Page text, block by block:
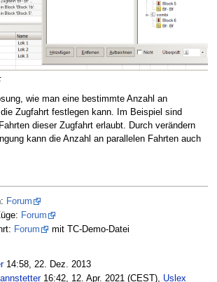
wie man eine bestimmte Anzahl an
Zugfahrt festlegen kann. Im Beispiel sind
dieser Zugfahrt erlaubt. Durch verändern
kann die Anzahl an parallelen Fahrten auch
Forum
Forum
Forum mit TC-Demo-Datei
14:58, 22. Dez. 2013
16:42, 12. Apr. 2021 (CEST), Uslex